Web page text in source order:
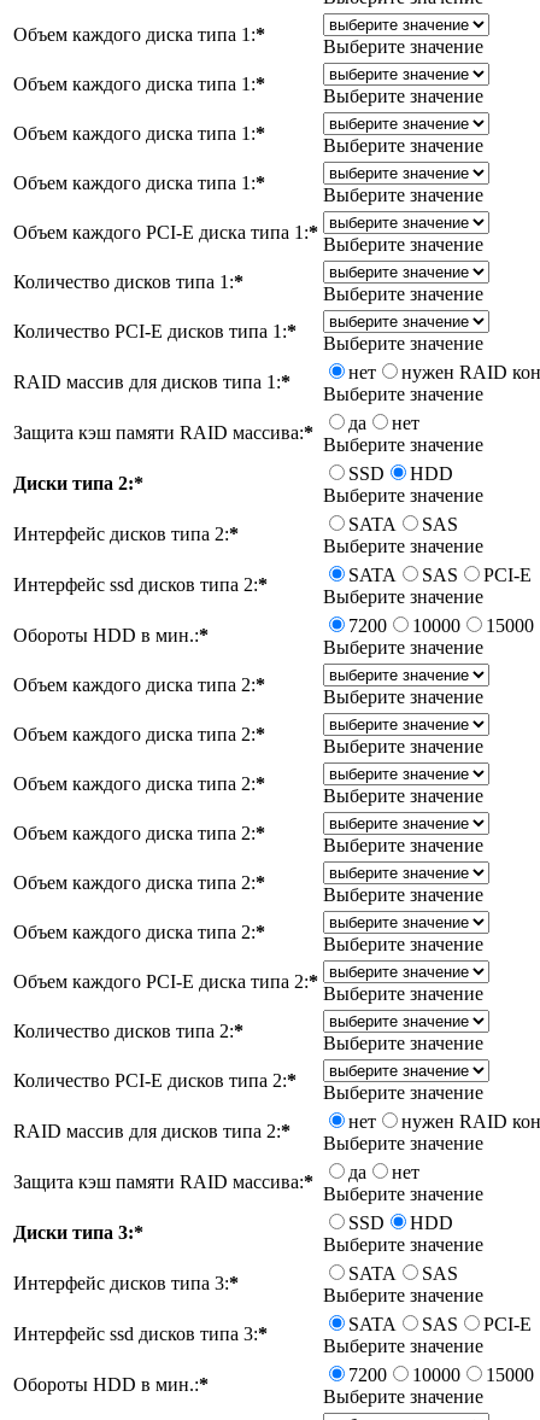
Объем каждого диска типа 1:*
Выберите значение
Объем каждого диска типа 1:*
Выберите значение
Объем каждого диска типа 1:*
Выберите значение
Объем каждого диска типа 1:*
Выберите значение
Объем каждого PCI-E диска типа 1:*
Выберите значение
Количество дисков типа 1:*
Выберите значение
Количество PCI-E дисков типа 1:*
Выберите значение
RAID массив для дисков типа 1:* нет
нужен RAID
Выберите значение
Защита кэш памяти RAID массива:* да
нет
Выберите значение
Диски типа 2:* SSD
HDD
Выберите значение
Интерфейс дисков типа 2:* SATA
SAS
Выберите значение
Интерфейс ssd дисков типа 2:* SATA SAS
PCI-E
Выберите значение
Обороты HDD в мин.:* 7200 10000
15000
Выберите значение
Объем каждого диска типа 2:*
Выберите значение
Объем каждого диска типа 2:*
Выберите значение
Объем каждого диска типа 2:*
Выберите значение
Объем каждого диска типа 2:*
Выберите значение
Объем каждого диска типа 2:*
Выберите значение
Объем каждого диска типа 2:*
Выберите значение
Объем каждого PCI-E диска типа 2:*
Выберите значение
Количество дисков типа 2:*
Выберите значение
Количество PCI-E дисков типа 2:*
Выберите значение
RAID массив для дисков типа 2:* нет
нужен RAID
Выберите значение
Защита кэш памяти RAID массива:* да
нет
Выберите значение
Диски типа 3:* SSD
HDD
Выберите значение
Интерфейс дисков типа 3:* SATA
SAS
Выберите значение
Интерфейс ssd дисков типа 3:* SATA SAS
PCI-E
Выберите значение
Обороты HDD в мин.:* 7200 10000
15000
Выберите значение